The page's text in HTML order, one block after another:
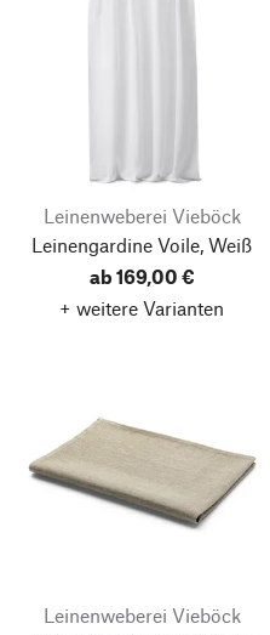
Leinenweberei Vieböck
Leinengardine Voile, Weiß
ab 169,00 €
+ weitere Varianten
Leinenweberei Vieböck